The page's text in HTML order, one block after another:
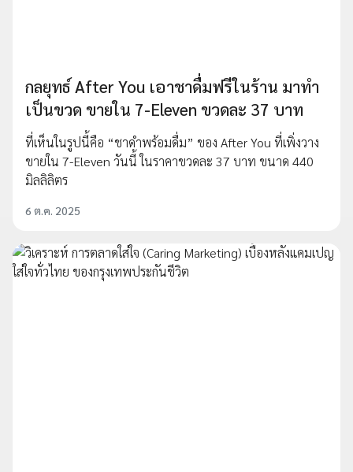
กลยุทธ์ After You เอาชาดื่มฟรีในร้าน มาทำ
เป็นขวด ขายใน 7-Eleven ขวดละ 37 บาท
ที่เห็นในรูปนี้คือ “ชาดำพร้อมดื่ม” ของ After You ที่เพิ่งวาง
ขายใน 7-Eleven วันนี้ ในราคาขวดละ 37 บาท ขนาด 440
มิลลิลิตร
6 ต.ค. 2025